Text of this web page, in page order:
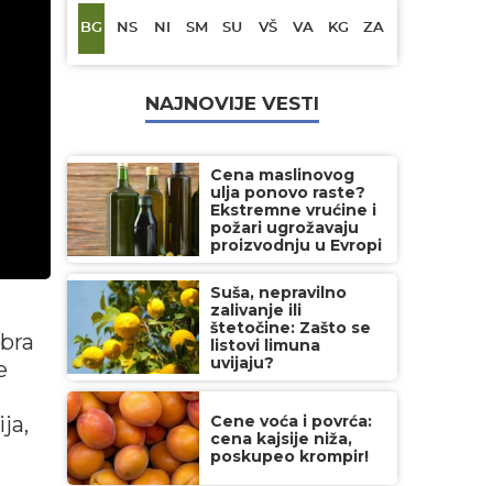
BG NS NI SM SU VŠ VA KG ZA
NAJNOVIJE VESTI
Cena maslinovog
ulja ponovo raste?
Ekstremne vrućine i
požari ugrožavaju
proizvodnju u Evropi
Suša, nepravilno
zalivanje ili
štetočine: Zašto se
listovi limuna
uvijaju?
Cene voća i povrća:
cena kajsije niža,
poskupeo krompir!